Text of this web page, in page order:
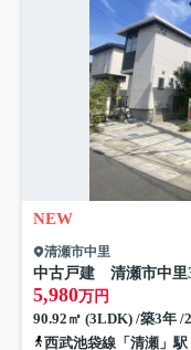
NEW
清瀬市中里
中古戸建 清瀬市中里
5,980万円
90.92㎡ (3LDK) /築3年 /
西武池袋線「清瀬」駅